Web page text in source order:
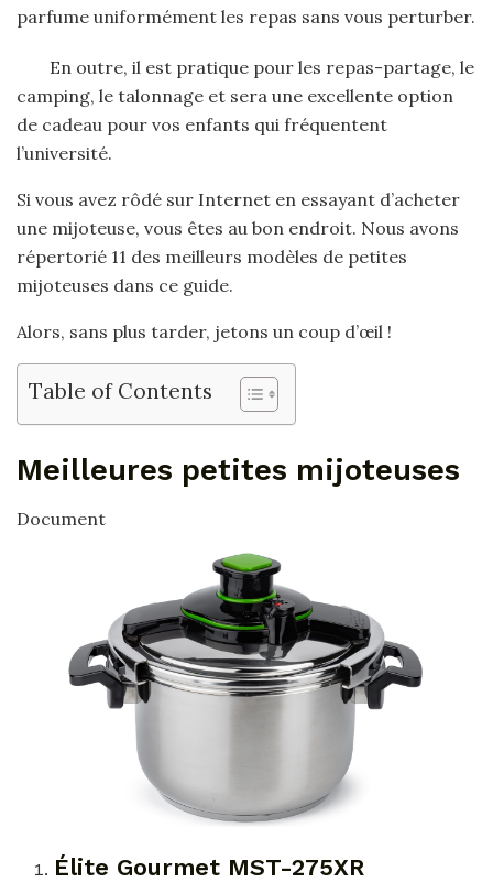
parfume uniformément les repas sans vous perturber.
En outre, il est pratique pour les repas-partage, le
camping, le talonnage et sera une excellente option
de cadeau pour vos enfants qui fréquentent
l’université.
Si vous avez rôdé sur Internet en essayant d’acheter
une mijoteuse, vous êtes au bon endroit. Nous avons
répertorié 11 des meilleurs modèles de petites
mijoteuses dans ce guide.
Alors, sans plus tarder, jetons un coup d’œil !
Table of Contents
Meilleures petites mijoteuses
Document
Élite Gourmet MST-275XR